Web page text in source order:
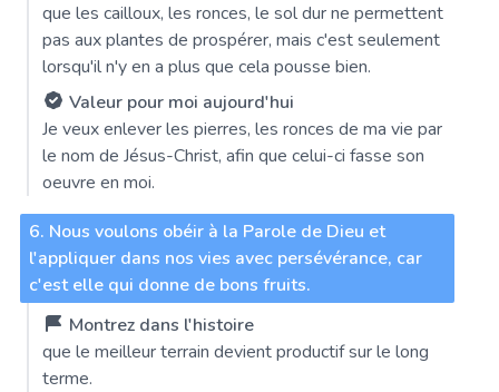
que les cailloux, les ronces, le sol dur ne permettent
pas aux plantes de prospérer, mais c'est seulement
lorsqu'il n'y en a plus que cela pousse bien.
Valeur pour moi aujourd'hui
Je veux enlever les pierres, les ronces de ma vie par
le nom de Jésus-Christ, afin que celui-ci fasse son
oeuvre en moi.
6. Nous voulons obéir à la Parole de Dieu et
l'appliquer dans nos vies avec persévérance, car
c'est elle qui donne de bons fruits.
Montrez dans l'histoire
que le meilleur terrain devient productif sur le long
terme.